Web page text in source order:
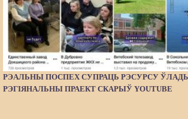
РЭАЛЬНЫ ПОСПЕХ СУПРАЦЬ РЭСУРСУ
РЭГІЯНАЛЬНЫ ПРАЕКТ СКАРЫЎ YOUTUBE